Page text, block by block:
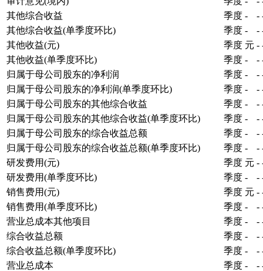
其他综合收益
季度 - -
其他综合收益(单季度环比)
季度 - -
其他收益(元)
季度 元 -
其他收益(单季度环比)
季度 - -
归属于母公司股东的净利润
季度 - -
归属于母公司股东的净利润(单季度环比)
季度 - -
归属于母公司股东的其他综合收益
季度 - -
归属于母公司股东的其他综合收益(单季度环比)
季度 - -
归属于母公司股东的综合收益总额
季度 - -
归属于母公司股东的综合收益总额(单季度环比)
季度 - -
研发费用(元)
季度 元 -
研发费用(单季度环比)
季度 - -
销售费用(元)
季度 元 -
销售费用(单季度环比)
季度 - -
营业总成本其他项目
季度 - -
综合收益总额
季度 - -
综合收益总额(单季度环比)
季度 - -
营业总成本
季度 - -